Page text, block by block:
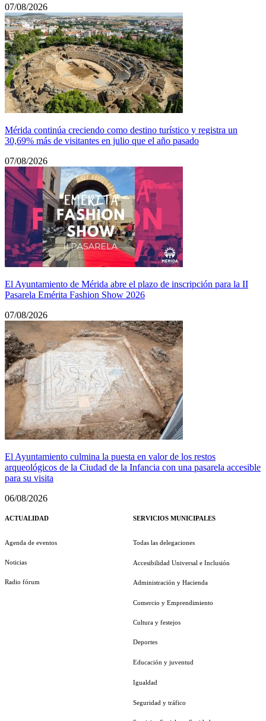
07/08/2026
Mérida continúa creciendo como destino turístico y registra un
30,69% más de visitantes en julio que el año pasado
07/08/2026
El Ayuntamiento de Mérida abre el plazo de inscripción para la II
Pasarela Emérita Fashion Show 2026
07/08/2026
El Ayuntamiento culmina la puesta en valor de los restos
arqueológicos de la Ciudad de la Infancia con una pasarela accesible
para su visita
06/08/2026
ACTUALIDAD
Agenda de eventos
Noticias
Radio fórum
SERVICIOS MUNICIPALES
Todas las delegaciones
Accesibilidad Universal e Inclusión
Administración y Hacienda
Comercio y Emprendimiento
Cultura y festejos
Deportes
Educación y juventud
Igualdad
Seguridad y tráfico